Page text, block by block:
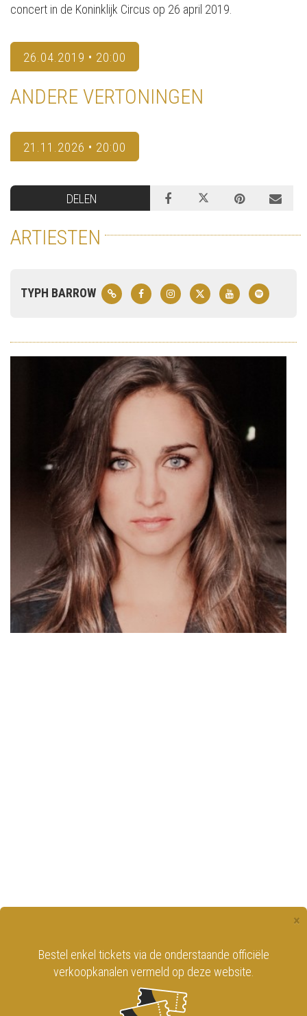
concert in de Koninklijk Circus op 26 april 2019.
26.04.2019 • 20:00
ANDERE VERTONINGEN
21.11.2026 • 20:00
DELEN
ARTIESTEN
TYPH BARROW
×
Bestel enkel tickets via de onderstaande officiële
verkoopkanalen vermeld op deze website.